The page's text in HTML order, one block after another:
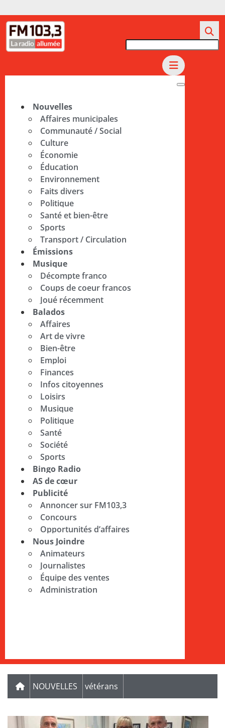
Nouvelles
Affaires municipales
Communauté / Social
Culture
Économie
Éducation
Environnement
Faits divers
Politique
Santé et bien-être
Sports
Transport / Circulation
Émissions
Musique
Décompte franco
Coups de coeur francos
Joué récemment
Balados
Affaires
Art de vivre
Bien-être
Emploi
Finances
Infos citoyennes
Loisirs
Musique
Politique
Santé
Société
Sports
Bingo Radio
AS de cœur
Publicité
Annoncer sur FM103,3
Concours
Opportunités d’affaires
Nous Joindre
Animateurs
Journalistes
Équipe des ventes
Administration
NOUVELLES vétérans